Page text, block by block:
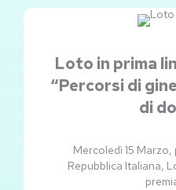
Loto in prima
“Percorsi di
di
Mercoledì 15
Repubblica Italiana,